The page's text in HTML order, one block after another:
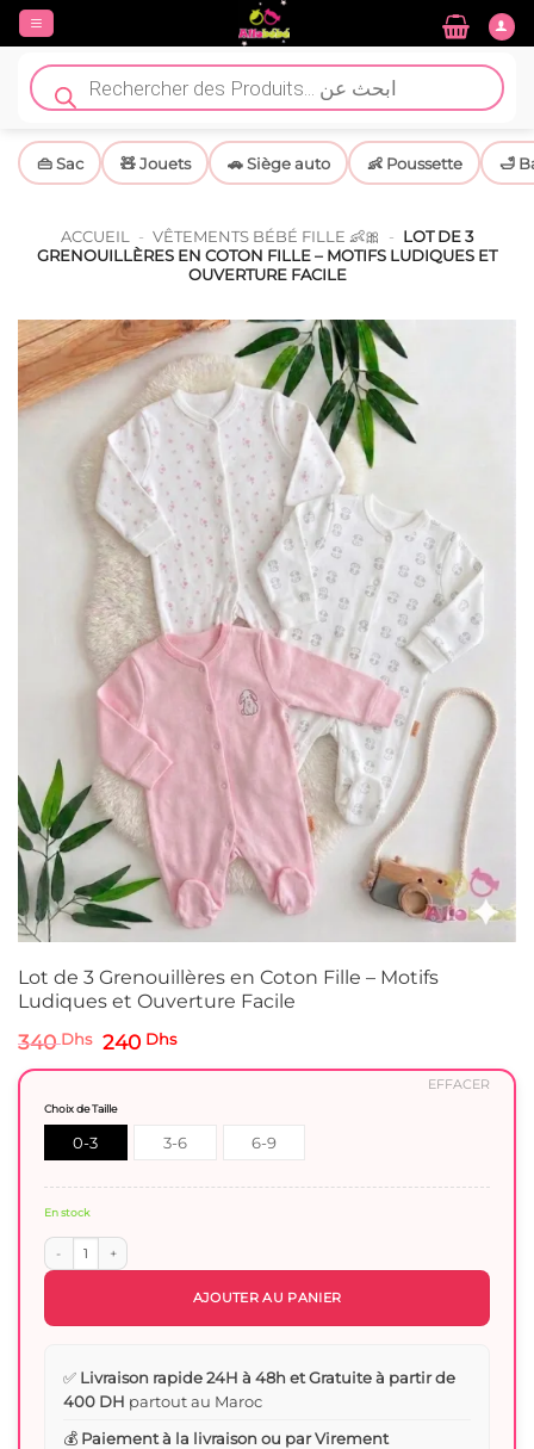
Passer
contenu
Recherche
de
produits
👜 Sac 🧸 Jouets 🚗 Siège auto 👶 Poussette 🛁
ACCUEIL - VÊTEMENTS BÉBÉ FILLE 👶🎀 - LOT DE 3
GRENOUILLÈRES EN COTON FILLE – MOTIFS LUDIQUES ET
OUVERTURE FACILE
Lot de 3 Grenouillères en Coton Fille – Motifs
Ludiques et Ouverture Facile
340Dhs Le
était :
340 Dhs.
240 DhsLe
Choix de Taille
0-3
3-6
6-9
EFFACER
En stock
quantité de Lot de 3 Grenouillères en Coton Fille – Motifs Ludiques et Ouverture
AJOUTER AU PANIER
✅ Livraison rapide 24H à 48h et Gratuite à partir de
400 DH partout au Maroc
💰 Paiement à la livraison ou par Virement